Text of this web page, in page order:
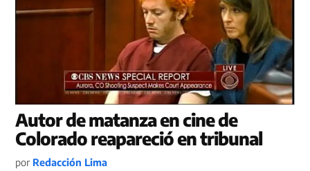
Autor de matanza en cine de
Colorado reapareció en tribunal
por Redacción Lima